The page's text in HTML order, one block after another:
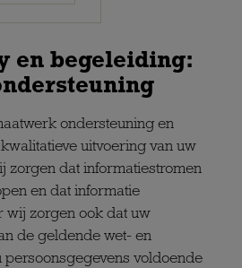
en begeleiding:
ondersteuning en
uitvoering van uw
zorgen dat informatiestromen
en dat informatie
wij zorgen ook dat uw
de geldende wet- en
voldoende